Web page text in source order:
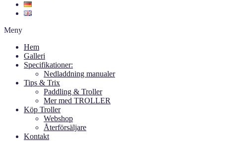
Meny
Hem
Galleri
Specifikationer:
Nedladdning manualer
Tips & Trix
Paddling & Troller
Mer med TROLLER
Köp Troller
Webshop
Återförsäljare
Kontakt